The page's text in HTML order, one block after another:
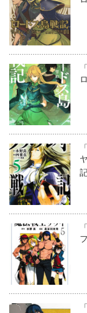
「
「
「
「